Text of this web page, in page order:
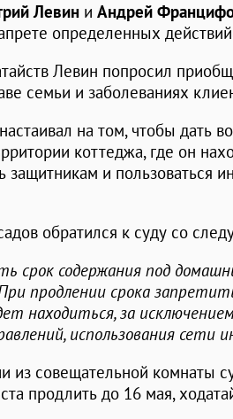
Левин и Андрей
определенных
Левин попросил
семьи и заболеваниях
на том, чтобы дать
коттеджа, где он
защитникам и пользоваться
обратился к суду со
срок содержания под
продлении срока
находиться, за
использования сети
из совещательной комнаты
продлить до 16 мая,